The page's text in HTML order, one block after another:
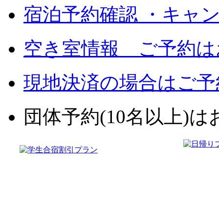
宿泊予約確認 ・キャ
空き室情報 ご予約は
現地決済の場合はご
団体予約(10名以上)は